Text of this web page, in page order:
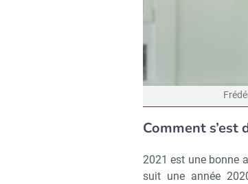
Comment s’est
2021 est une bonne
suit une année